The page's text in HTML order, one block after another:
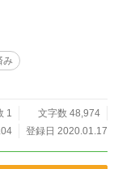
み
1
文字数 48,974
登録日 2020.01.17